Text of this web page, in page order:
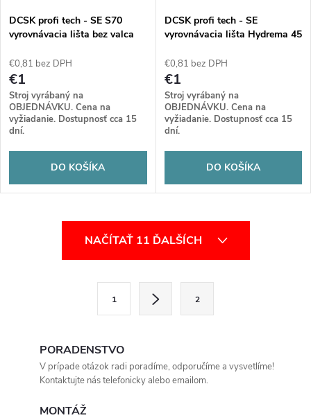
DCSK profi tech - SE S70
vyrovnávacia lišta bez valca
€0,81 bez DPH
€1
Stroj vyrábaný na
OBJEDNÁVKU. Cena na
vyžiadanie. Dostupnosť cca 15
dní.
DO KOŠÍKA
DCSK profi tech - SE
vyrovnávacia lišta Hydrema 45
€0,81 bez DPH
€1
Stroj vyrábaný na
OBJEDNÁVKU. Cena na
vyžiadanie. Dostupnosť cca 15
dní.
DO KOŠÍKA
NAČÍTAŤ 11 ĎALŠÍCH
1 2
PORADENSTVO
V prípade otázok radi poradíme, odporučíme a vysvetlíme!
Kontaktujte nás telefonicky alebo emailom.
MONTÁŽ